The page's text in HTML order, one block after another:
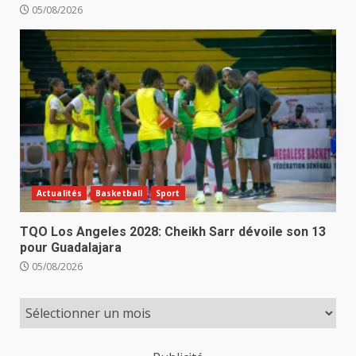
05/08/2026
Actualités Basketball Sport
TQO Los Angeles 2028: Cheikh Sarr dévoile son 13
pour Guadalajara
05/08/2026